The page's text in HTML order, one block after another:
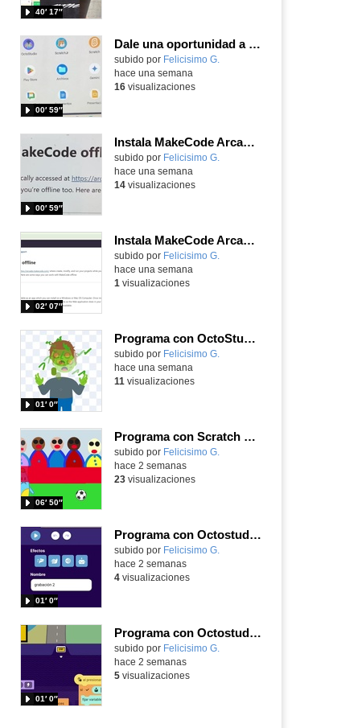
40′ 17″
Dale una oportunidad a los Chromebooks y utiliza un proyector para realizar talleres si no tienes pantallas táctiles
Contenido educativo.
subido por Felicisimo G.
00′ 59″
hace una semana
16visualizaciones
Instala MakeCode Arcade para trabajar offline en tu tablet, ordenador, Chromebook
Contenido educativo.
subido por Felicisimo G.
00′ 59″
hace una semana
14visualizaciones
Instala MakeCode Arcade offline para programar grandes juegos sin necesidad de Internet
Contenido educativo.
subido por Felicisimo G.
02′ 07″
hace una semana
1 visualizaciones
Programa con OctoStudio, un juego homenajeando al House of the dead con Zombies
Contenido educativo.
subido por Felicisimo G.
01′ 0″
hace una semana
11 visualizaciones
Programa con Scratch Jr una barrera que se desplaza para dar sensación de movimiento
Contenido educativo.
subido por Felicisimo G.
06′ 50″
hace 2 semanas
23visualizaciones
Programa con Octostudio, una animación utilizando la cámara para una foto y audio y texto para comunicar.
Contenido educativo.
subido por Felicisimo G.
01′ 0″
hace 2 semanas
4visualizaciones
Programa con Octostudio, un juego de Educación Víal cruzando un paso de cebra.
Contenido educativo.
subido por Felicisimo G.
01′ 0″
hace 2 semanas
5visualizaciones